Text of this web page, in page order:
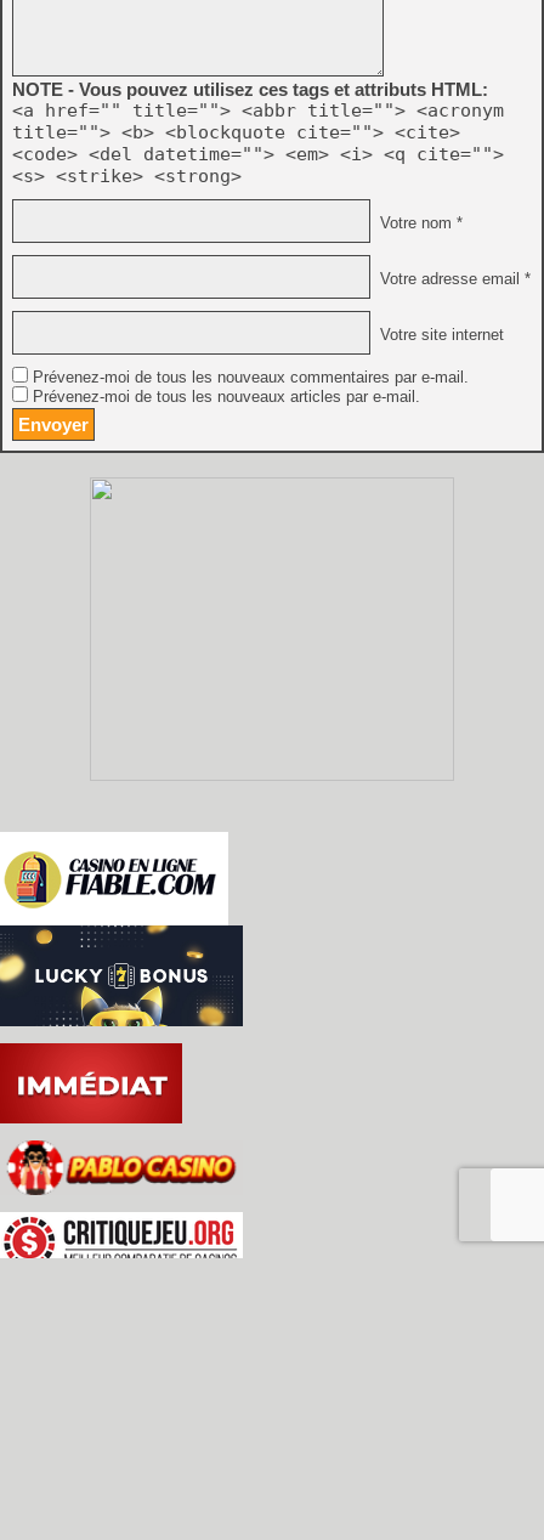
NOTE - Vous pouvez utilisez ces tags et attributs HTML:
<a href="" title=""> <abbr title=""> <acronym
title=""> <b> <blockquote cite=""> <cite>
<code> <del datetime=""> <em> <i> <q cite="">
<s> <strike> <strong>
Votre nom *
Votre adresse email *
Votre site internet
Prévenez-moi de tous les nouveaux commentaires par e-mail.
Prévenez-moi de tous les nouveaux articles par e-mail.